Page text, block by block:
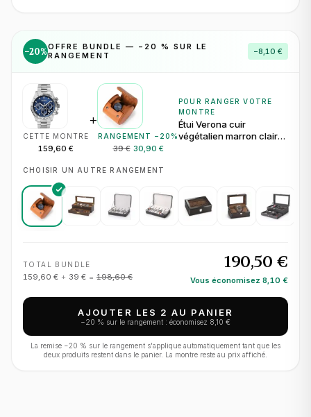
−20%OFFRE BUNDLE — − 20 % SUR LE
RANGEMENT
−8,10 €
CETTE MONTRE
159,60 €
+
RANGEMENT − 20 %
39 € 30,90 €
POUR RANGER VOTRE
MONTRE
Étui Verona cuir
végétalien marron clair
CHOISIR UN AUTRE RANGEMENT
TOTAL BUNDLE
159,60 € + 39 € = 198,60 €
190,50 €
Vous économisez 8,10 €
AJOUTER LES 2 AU PANIER
−20 % sur le rangement : économisez 8,10 €
La remise −20 % sur le rangement s'applique automatiquement tant que les
deux produits restent dans le panier. La montre reste au prix affiché.